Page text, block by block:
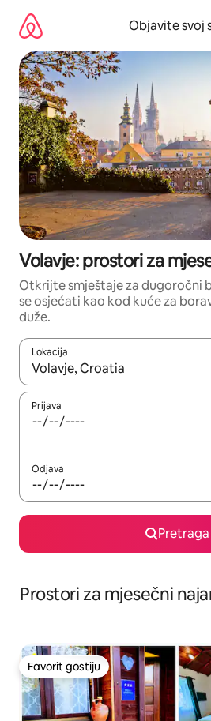
sadržaj
Objavite svoj
Volavje: prostori za
Otkrijte smještaje za dugoročni
se osjećati kao kod kuće za
duže.
Lokacija
Kad su rezultati dostupni, možete
Prijava
Odjava
Pretraga
Prostori za mjesečni
Favorit gostiju
Favorit gostiju